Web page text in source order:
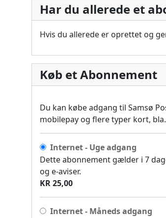
Har du allerede et
Hvis du allerede er oprettet og
Køb et Abonnement
Du kan købe adgang til Samsø
mobilepay og flere typer kort,
Internet - Uge adgang
Dette abonnement gælder i 7
og e-aviser.
KR 25,00
Internet - Måneds adgang